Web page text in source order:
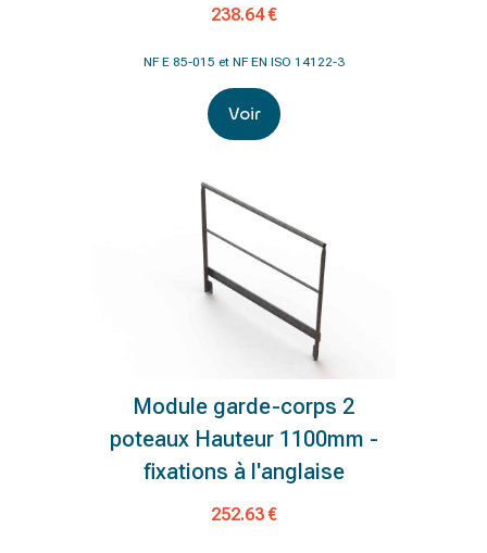
238.64 €
NF E 85-015 et NF EN ISO 14122-3
Voir
Module garde-corps 2
poteaux Hauteur 1100mm -
fixations à l'anglaise
252.63 €